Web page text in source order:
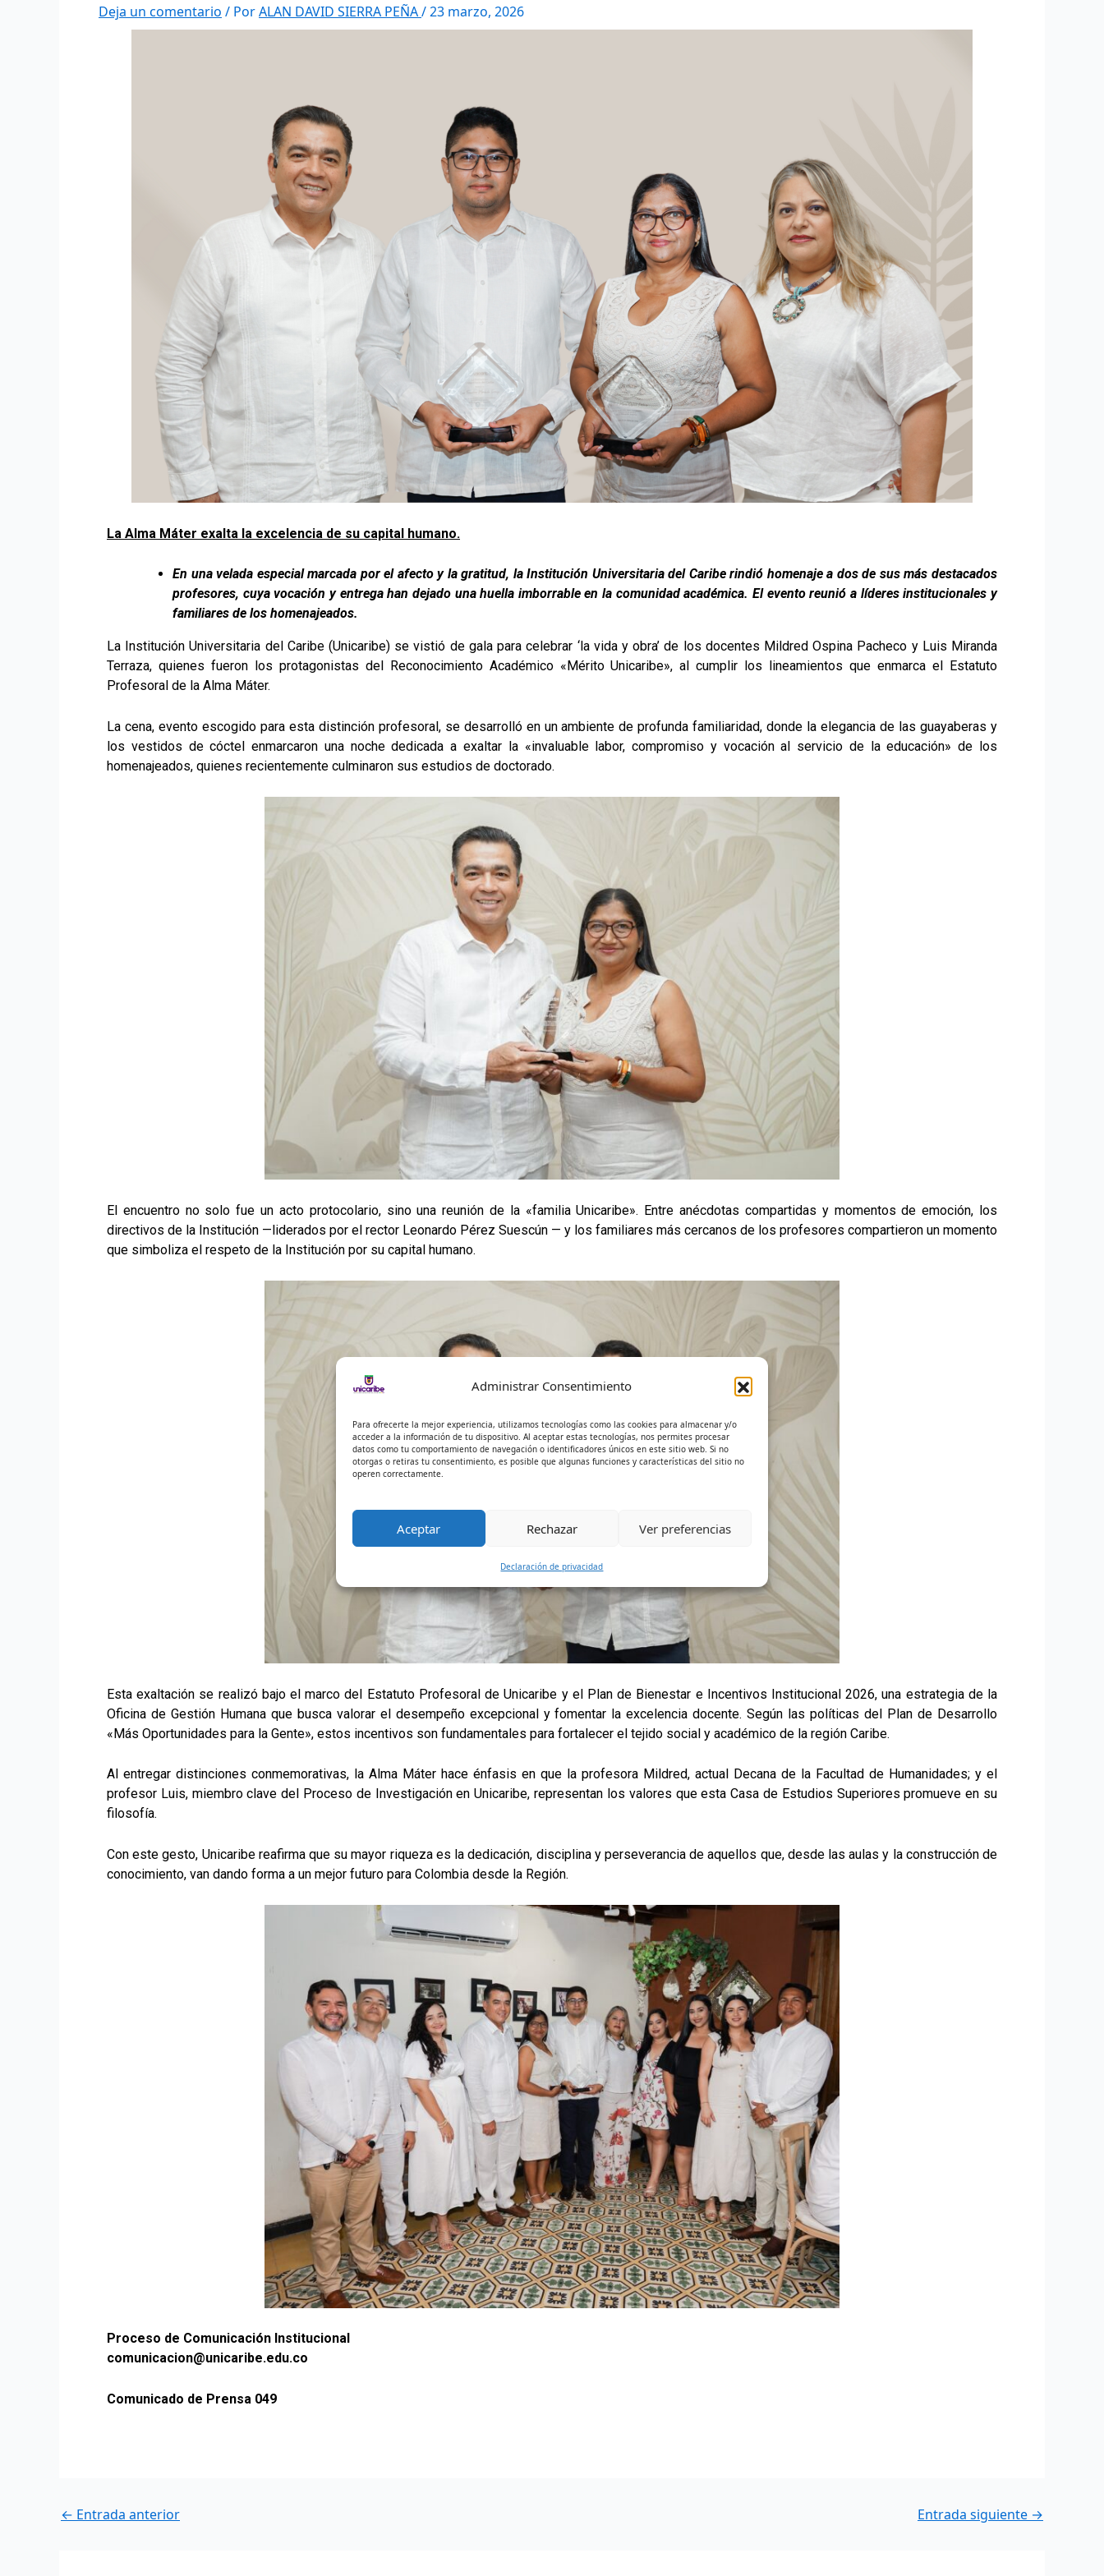
Administrar Consentimiento
Para ofrecerte la mejor experiencia, utilizamos tecnologías como las cookies para almacenar y/o
acceder a la información de tu dispositivo. Al aceptar estas tecnologías, nos permites procesar
datos como tu comportamiento de navegación o identificadores únicos en este sitio web. Si no
otorgas o retiras tu consentimiento, es posible que algunas funciones y características del sitio no
operen correctamente.
Aceptar Rechazar Ver preferencias
Declaración de privacidad
Deja un comentario / PorALAN DAVID SIERRA PEÑA/23 marzo, 2026
La Alma Máter exalta la excelencia de su capital humano.
En una velada especial marcada por el afecto y la gratitud, la Institución Universitaria del Caribe rindió homenaje a dos de sus más destacados
profesores, cuya vocación y entrega han dejado una huella imborrable en la comunidad académica. El evento reunió a líderes institucionales y
familiares de los homenajeados.
La Institución Universitaria del Caribe (Unicaribe) se vistió de gala para celebrar ‘la vida y obra’ de los docentes Mildred Ospina Pacheco y Luis Miranda
Terraza, quienes fueron los protagonistas del Reconocimiento Académico «Mérito Unicaribe», al cumplir los lineamientos que enmarca el Estatuto
Profesoral de la Alma Máter.
La cena, evento escogido para esta distinción profesoral, se desarrolló en un ambiente de profunda familiaridad, donde la elegancia de las guayaberas y
los vestidos de cóctel enmarcaron una noche dedicada a exaltar la «invaluable labor, compromiso y vocación al servicio de la educación» de los
homenajeados, quienes recientemente culminaron sus estudios de doctorado.
El encuentro no solo fue un acto protocolario, sino una reunión de la «familia Unicaribe». Entre anécdotas compartidas y momentos de emoción, los
directivos de la Institución —liderados por el rector Leonardo Pérez Suescún — y los familiares más cercanos de los profesores compartieron un momento
que simboliza el respeto de la Institución por su capital humano.
Esta exaltación se realizó bajo el marco del Estatuto Profesoral de Unicaribe y el Plan de Bienestar e Incentivos Institucional 2026, una estrategia de la
Oficina de Gestión Humana que busca valorar el desempeño excepcional y fomentar la excelencia docente. Según las políticas del Plan de Desarrollo
«Más Oportunidades para la Gente», estos incentivos son fundamentales para fortalecer el tejido social y académico de la región Caribe.
Al entregar distinciones conmemorativas, la Alma Máter hace énfasis en que la profesora Mildred, actual Decana de la Facultad de Humanidades; y el
profesor Luis, miembro clave del Proceso de Investigación en Unicaribe, representan los valores que esta Casa de Estudios Superiores promueve en su
filosofía.
Con este gesto, Unicaribe reafirma que su mayor riqueza es la dedicación, disciplina y perseverancia de aquellos que, desde las aulas y la construcción de
conocimiento, van dando forma a un mejor futuro para Colombia desde la Región.
Proceso de Comunicación Institucional
comunicacion@unicaribe.edu.co
Comunicado de Prensa 049
← Entrada anterior Entrada siguiente →